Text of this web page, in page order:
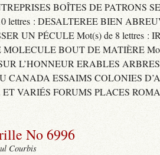
BOÎTES DE PATRONS
lettres : DESALTEREE BIEN
UN PÉCULE Mot(s) de 8 lettres :
BOUT DE MATIÈRE
L’HONNEUR ERABLES ARBRES
CANADA ESSAIMS COLONIES
ET VARIÉS FORUMS PLACES
No 6996
Courbis